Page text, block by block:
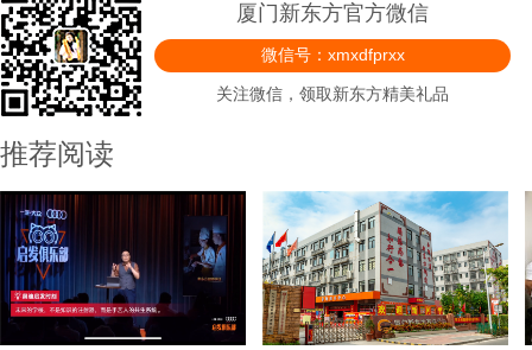
厦门新东方官方微信
微信号：xmxdfprxx
关注微信，领取新东方精美礼品
推荐阅读